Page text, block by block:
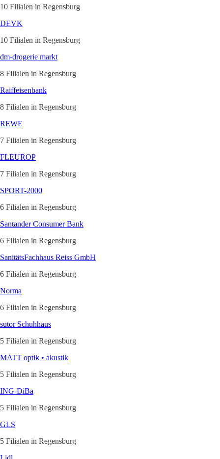
10 Filialen in Regensburg
DEVK
10 Filialen in Regensburg
dm-drogerie markt
8 Filialen in Regensburg
Raiffeisenbank
8 Filialen in Regensburg
REWE
7 Filialen in Regensburg
FLEUROP
7 Filialen in Regensburg
SPORT-2000
6 Filialen in Regensburg
Santander Consumer Bank
6 Filialen in Regensburg
SanitätsFachhaus Reiss GmbH
6 Filialen in Regensburg
Norma
6 Filialen in Regensburg
sutor Schuhhaus
5 Filialen in Regensburg
MATT optik • akustik
5 Filialen in Regensburg
ING-DiBa
5 Filialen in Regensburg
GLS
5 Filialen in Regensburg